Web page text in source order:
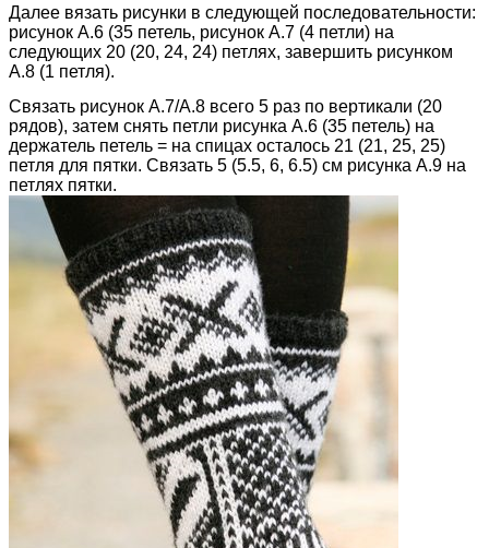
Далее вязать рисунки в следующей последовательности:
рисунок А.6 (35 петель, рисунок А.7 (4 петли) на
следующих 20 (20, 24, 24) петлях, завершить рисунком
А.8 (1 петля).
Связать рисунок А.7/А.8 всего 5 раз по вертикали (20
рядов), затем снять петли рисунка А.6 (35 петель) на
держатель петель = на спицах осталось 21 (21, 25, 25)
петля для пятки. Связать 5 (5.5, 6, 6.5) см рисунка А.9 на
петлях пятки.